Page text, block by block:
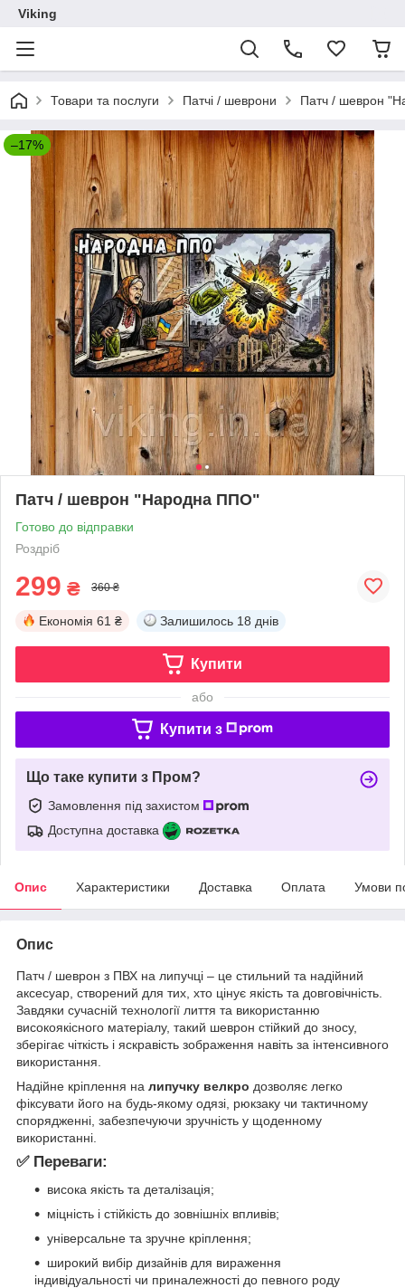
Viking
Товари та послуги Патчі / шеврони Патч / шеврон
–17%
Патч / шеврон "Народна ППО"
Готово до відправки
Роздріб
299 ₴ 360 ₴
Економія 61 ₴ Залишилось 18 днів
Купити
або
Купити з
Що таке купити з Пром?
Замовлення під захистом
Доступна доставка
Опис Характеристики Доставка Оплата Умови
Опис
Патч / шеврон з ПВХ на липучці – це стильний та надійний
аксесуар, створений для тих, хто цінує якість та довговічність.
Завдяки сучасній технології лиття та використанню
високоякісного матеріалу, такий шеврон стійкий до зносу,
зберігає чіткість і яскравість зображення навіть за інтенсивного
використання.
Надійне кріплення на липучку велкро дозволяє легко
фіксувати його на будь-якому одязі, рюкзаку чи тактичному
спорядженні, забезпечуючи зручність у щоденному
використанні.
✅ Переваги:
висока якість та деталізація;
міцність і стійкість до зовнішніх впливів;
універсальне та зручне кріплення;
широкий вибір дизайнів для вираження
індивідуальності чи приналежності до певного роду